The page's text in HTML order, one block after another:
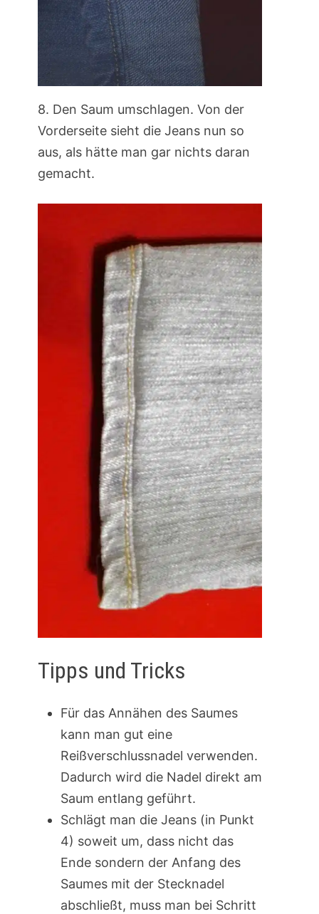
8. Den Saum umschlagen. Von der
Vorderseite sieht die Jeans nun so
aus, als hätte man gar nichts daran
gemacht.
Tipps und Tricks
Für das Annähen des Saumes
kann man gut eine
Reißverschlussnadel verwenden.
Dadurch wird die Nadel direkt am
Saum entlang geführt.
Schlägt man die Jeans (in Punkt
4) soweit um, dass nicht das
Ende sondern der Anfang des
Saumes mit der Stecknadel
abschließt, muss man bei Schritt